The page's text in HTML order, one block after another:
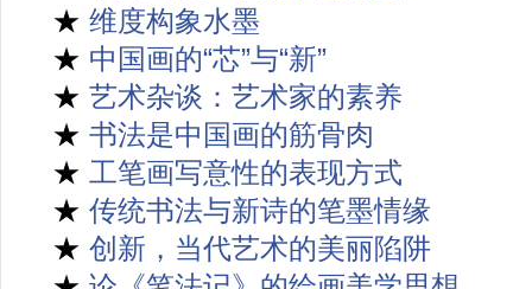
★ 维度构象水墨
★ 中国画的“芯”与“新”
★ 艺术杂谈：艺术家的素养
★ 书法是中国画的筋骨肉
★ 工笔画写意性的表现方式
★ 传统书法与新诗的笔墨情缘
★ 创新，当代艺术的美丽陷阱